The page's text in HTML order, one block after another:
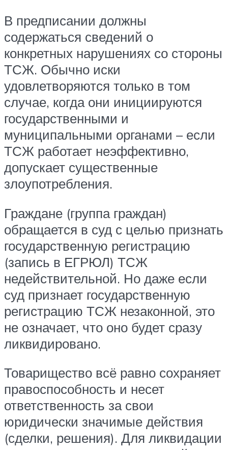
В предписании должны
содержаться сведений о
конкретных нарушениях со стороны
ТСЖ. Обычно иски
удовлетворяются только в том
случае, когда они инициируются
государственными и
муниципальными органами – если
ТСЖ работает неэффективно,
допускает существенные
злоупотребления.
Граждане (группа граждан)
обращается в суд с целью признать
государственную регистрацию
(запись в ЕГРЮЛ) ТСЖ
недействительной. Но даже если
суд признает государственную
регистрацию ТСЖ незаконной, это
не означает, что оно будет сразу
ликвидировано.
Товарищество всё равно сохраняет
правоспособность и несет
ответственность за свои
юридически значимые действия
(сделки, решения). Для ликвидации